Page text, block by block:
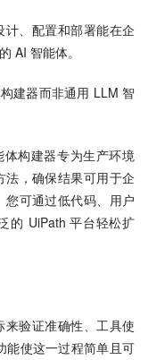
、配置和部署能在企
AI 智能体。
建器而非通用 LLM 智
体构建器专为生产环境
，确保结果可用于企
可通过低代码、用户
的 UiPath 平台轻松扩
验证准确性、工具使
能使这一过程简单且可